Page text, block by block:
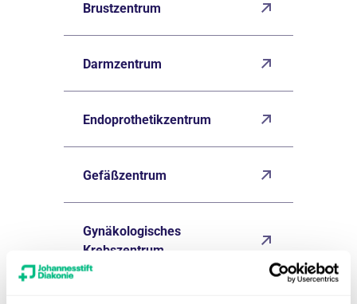
Brustzentrum
Darmzentrum
Endoprothetikzentrum
Gefäßzentrum
Gynäkologisches
Krebszentrum